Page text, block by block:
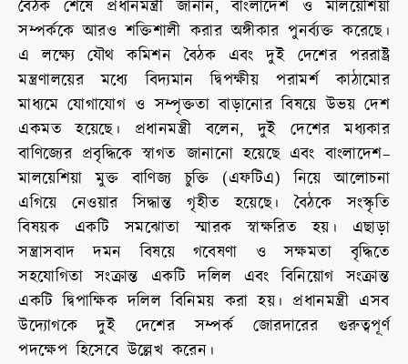
বৈঠক শেষে প্রধানমন্ত্রী জানান, বাংলাদেশ ও মালয়েশিয়া
সম্পর্ককে আরও শক্তিশালী করার অঙ্গীকার পুনর্ব্যক্ত করেছে।
এ লক্ষ্যে যৌথ কমিশন বৈঠক এবং দুই দেশের পররাষ্ট্র
মন্ত্রণালয়ের মধ্যে বিদ্যমান দ্বিপক্ষীয় পরামর্শ কাঠামোর
মাধ্যমে যোগাযোগ ও সম্পৃক্ততা বাড়ানোর বিষয়ে উভয় দেশ
একমত হয়েছে। প্রধানমন্ত্রী বলেন, দুই দেশের মধ্যকার
বাণিজ্যের প্রবৃদ্ধিকে স্বাগত জানানো হয়েছে এবং বাংলাদেশ–
মালয়েশিয়া মুক্ত বাণিজ্য চুক্তি (এফটিএ) নিয়ে আলোচনা
এগিয়ে নেওয়ার সিদ্ধান্ত গৃহীত হয়েছে। বৈঠকে সংস্কৃতি
বিষয়ক একটি সমঝোতা স্মারক স্বাক্ষরিত হয়। এছাড়া
সন্ত্রাসবাদ দমন বিষয়ে গবেষণা ও সক্ষমতা বৃদ্ধিতে
সহযোগিতা সংক্রান্ত একটি দলিল এবং বিনিয়োগ সংক্রান্ত
একটি দ্বিপাক্ষিক দলিল বিনিময় করা হয়। প্রধানমন্ত্রী এসব
উদ্যোগকে দুই দেশের সম্পর্ক জোরদারের গুরুত্বপূর্ণ
পদক্ষেপ হিসেবে উল্লেখ করেন।